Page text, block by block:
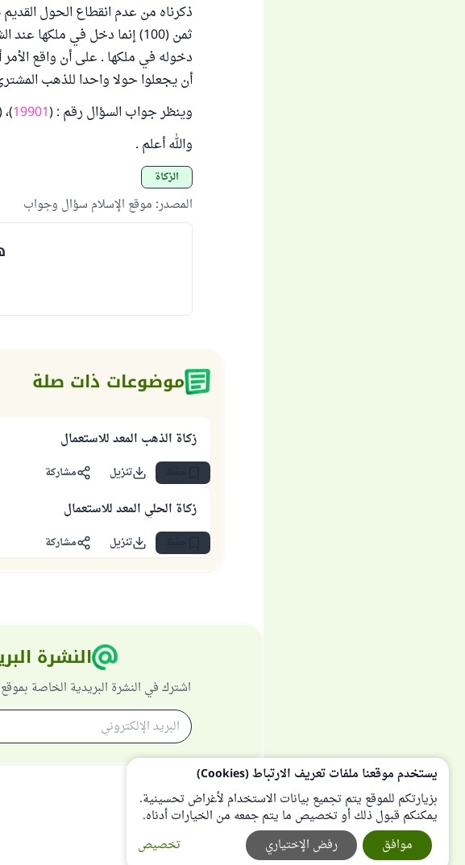
ذكرناه من عدم انقطاع الحول
ثمن (100) إنما دخل في
دخوله في ملكها . على أن واقع
أن يجعلوا حولا واحدا للذهب
وينظر جواب السؤال رقم : (19901
والله أعلم .
الزكاة
المصدر: موقع الإسلام سؤال وجواب
موضوعات ذات صلة
زكاة الذهب المعد للاستعمال
تنزيل مشاركة
زكاة الحلي المعد للاستعمال
تنزيل مشاركة
النشرة
اشترك في النشرة البريدية الخاصة
يستخدم موقعنا ملفات تعريف الارتباط (Cookies)
بزيارتكم للموقع يتم تجميع بيانات الاستخدام لأغراض تحسينية.
يمكنكم قبول ذلك أو تخصيص ما يتم جمعه من الخيارات أدناه.
تخصيص
رفض الإختياري موافق